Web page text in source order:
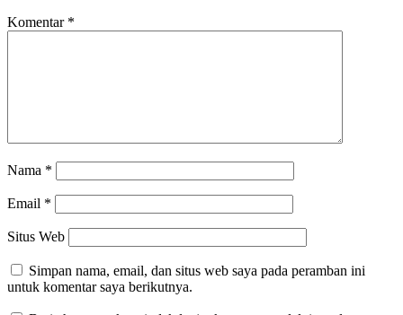
Komentar *
Nama *
Email *
Situs Web
Simpan nama, email, dan situs web saya pada peramban ini
untuk komentar saya berikutnya.